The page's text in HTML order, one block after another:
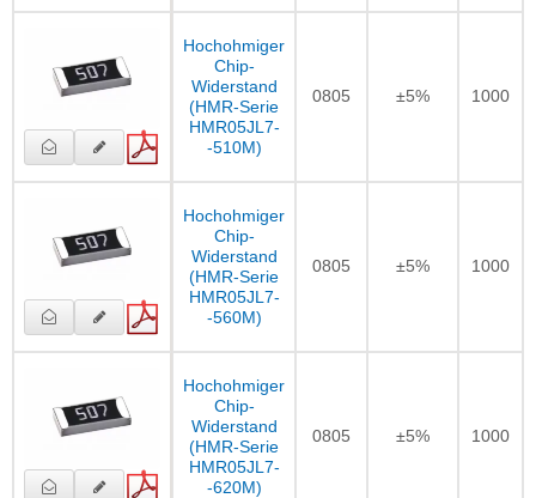
Hochohmiger
Chip-
Widerstand
(HMR-Serie
HMR05JL7-
-510M)
0805 ±5% 1000
Hochohmiger
Chip-
Widerstand
(HMR-Serie
HMR05JL7-
-560M)
0805 ±5% 1000
Hochohmiger
Chip-
Widerstand
(HMR-Serie
HMR05JL7-
-620M)
0805 ±5% 1000